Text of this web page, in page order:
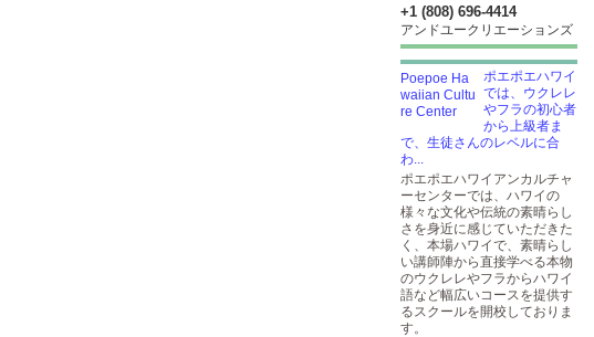
+1 (808) 696-4414
アンドユークリエーションズ
ポエポエハワイ
では、ウクレレ
やフラの初心者
から上級者ま
で、生徒さんのレベルに合
わ...
ポエポエハワイアンカルチャ
ーセンターでは、ハワイの
様々な文化や伝統の素晴らし
さを身近に感じていただきた
く、本場ハワイで、素晴らし
い講師陣から直接学べる本物
のウクレレやフラからハワイ
語など幅広いコースを提供す
るスクールを開校しておりま
す。